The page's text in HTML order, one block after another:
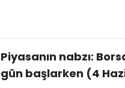
Piyasanın nabzı:
gün başlarken (4